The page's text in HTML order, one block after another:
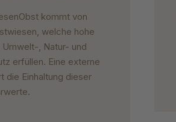
kommt von
welche hohe
, Natur- und
erfüllen. Eine externe
die Einhaltung dieser